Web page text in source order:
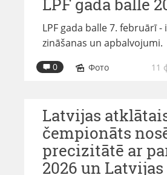
LPF gada balle
LPF gada balle 7. februārī -
zināšanas un apbalvojumi.
11
0 Фото
Latvijas
čempionāts
precizitātē ar
2026 un Latvijas